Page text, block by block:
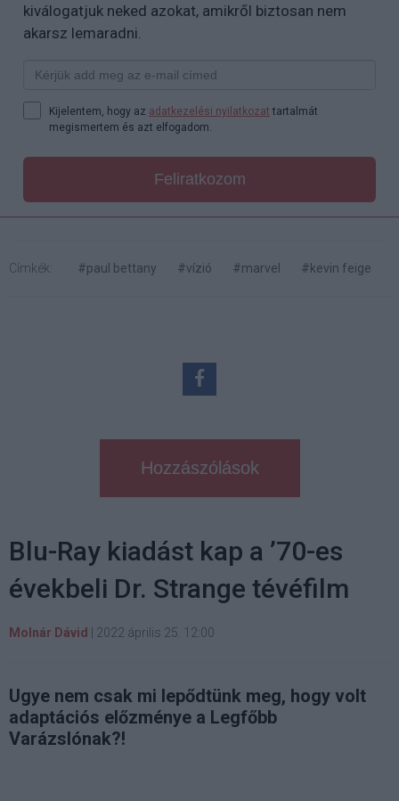
kiválogatjuk neked azokat, amikről biztosan nem
akarsz lemaradni.
Kijelentem, hogy az adatkezelési nyilatkozat tartalmát
megismertem és azt elfogadom.
Feliratkozom
Címkék: #paul bettany #vízió #marvel #kevin feige
Hozzászólások
Blu-Ray kiadást kap a ’70-es
évekbeli Dr. Strange tévéfilm
Molnár Dávid 2022 április 25. 12:00
Ugye nem csak mi lepődtünk meg, hogy volt
adaptációs előzménye a Legfőbb
Varázslónak?!